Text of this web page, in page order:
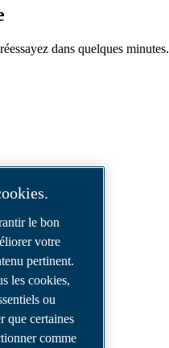
dans quelques minutes.
d’air
besoins
le bon
votre
pertinent.
les cookies,
ou
que certaines
comme